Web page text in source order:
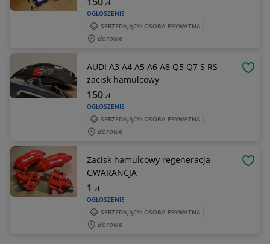
OGŁOSZENIE
zł
SPRZEDAJĄCY: OSOBA PRYWATNA
Borowe
AUDI A3 A4 A5 A6 A8 Q5 Q7 S RS
zacisk hamulcowy
OGŁOSZENIE
150zł
SPRZEDAJĄCY: OSOBA PRYWATNA
Borowe
Zacisk hamulcowy regeneracja
GWARANCJA
OGŁOSZENIE
1 zł
SPRZEDAJĄCY: OSOBA PRYWATNA
Borowe